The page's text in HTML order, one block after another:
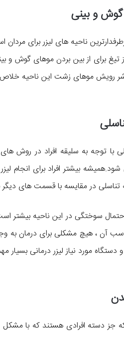
گوش و بینی
ناحیه های لیزر برای
تیغ برای از بین بردن موهای گوش و
شر رویش موهای زشت این ناحیه
با توجه به سلیقه افراد در
شود.همیشه بیشتر افراد برای انجام
در مقایسه با قسمت های
سوختگی در این ناحیه بیشتر
آن ، هیچ مشکلی برای درمان به
مورد نیاز لیزر درمانی بسیار
که جز دسته افرادی هستند که با